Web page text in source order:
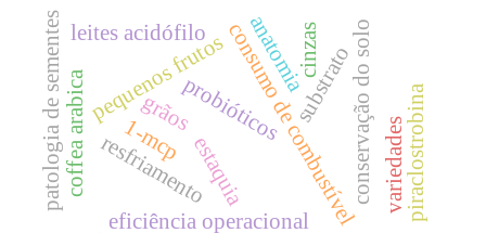
pequenos frutos
grãos
estaquiaconsumo de combustível
eficiência operacional
conservação do solo
resfriamento
substrato
leites acidófilo
probióticos
anatomia
coffea arabica 1-mcp
patologia de sementes variedadespiraclostrobina
cinzas